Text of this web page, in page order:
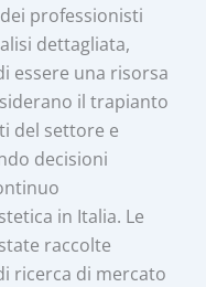
professionisti
dettagliata,
essere una risorsa
il trapianto
del settore e
decisioni
in Italia. Le
raccolte
ricerca di mercato